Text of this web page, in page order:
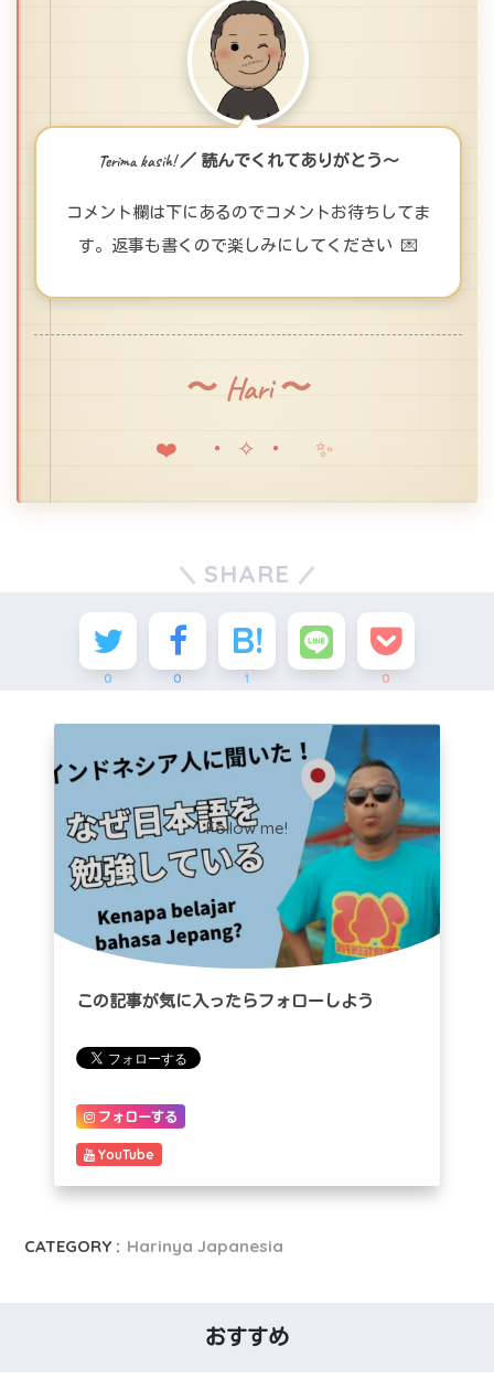
Terima kasih! ／ 読んでくれてありがとう〜
コメント欄は下にあるのでコメントお待ちしてま
す。返事も書くので楽しみにしてください 💌
〜 Hari 〜
❤️ ・✧・ ✨
SHARE
0 0 1 0
Follow me!
この記事が気に入ったらフォローしよう
フォローする
YouTube
CATEGORY : Harinya Japanesia
おすすめ